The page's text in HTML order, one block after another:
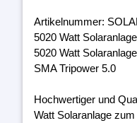
Artikelnummer:
5020 Watt
5020 Watt
SMA Tripower 5.0
Hochwertiger und
Watt Solaranlage